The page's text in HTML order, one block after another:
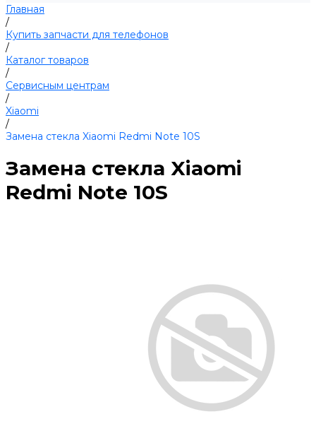
Главная
/
Купить запчасти для телефонов
/
Каталог товаров
/
Сервисным центрам
/
Xiaomi
/
Замена стекла Xiaomi Redmi Note 10S
Замена стекла Xiaomi
Redmi Note 10S